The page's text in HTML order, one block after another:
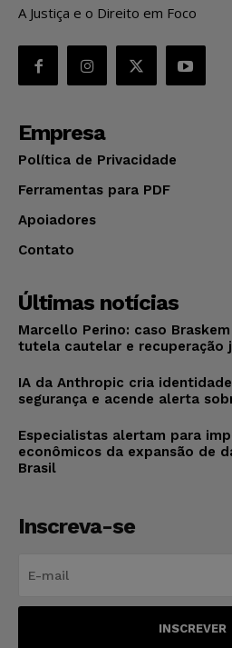
A Justiça e o Direito em Foco
Empresa
Política de Privacidade
Ferramentas para PDF
Apoiadores
Contato
Últimas notícias
Marcello Perino: caso
tutela cautelar e recuperação
IA da Anthropic cria
segurança e acende alerta
Especialistas alertam para
econômicos da expansão de
Brasil
Inscreva-se
INSCREVER